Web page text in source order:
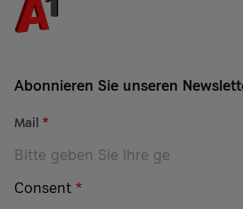
Abonnieren Sie unseren
Mail *
Consent *